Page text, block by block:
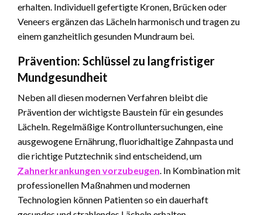
erhalten. Individuell gefertigte Kronen, Brücken oder
Veneers ergänzen das Lächeln harmonisch und tragen zu
einem ganzheitlich gesunden Mundraum bei.
Prävention: Schlüssel zu langfristiger
Mundgesundheit
Neben all diesen modernen Verfahren bleibt die
Prävention der wichtigste Baustein für ein gesundes
Lächeln. Regelmäßige Kontrolluntersuchungen, eine
ausgewogene Ernährung, fluoridhaltige Zahnpasta und
die richtige Putztechnik sind entscheidend, um
Zahnerkrankungen vorzubeugen. In Kombination mit
professionellen Maßnahmen und modernen
Technologien können Patienten so ein dauerhaft